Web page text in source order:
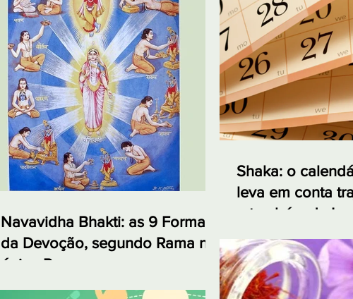
Navavidha Bhakti: as 9 Formas
da Devoção, segundo Rama no
épico Ramayana
Shaka: o
leva em conta
e também da Lua